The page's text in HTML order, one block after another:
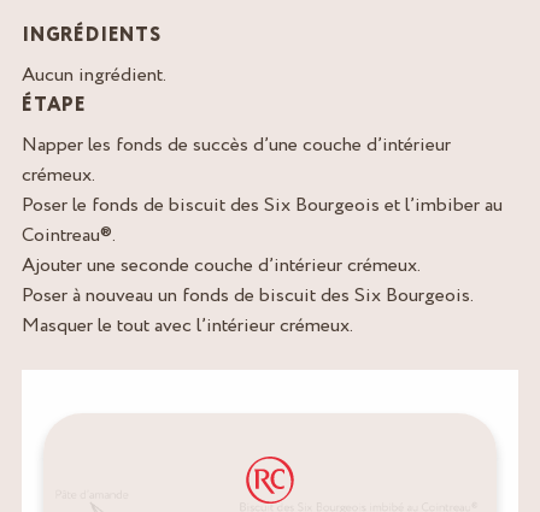
INGRÉDIENTS
Aucun ingrédient.
ÉTAPE
Napper les fonds de succès d’une couche d’intérieur
crémeux.
Poser le fonds de biscuit des Six Bourgeois et l’imbiber au
Cointreau®.
Ajouter une seconde couche d’intérieur crémeux.
Poser à nouveau un fonds de biscuit des Six Bourgeois.
Masquer le tout avec l’intérieur crémeux.